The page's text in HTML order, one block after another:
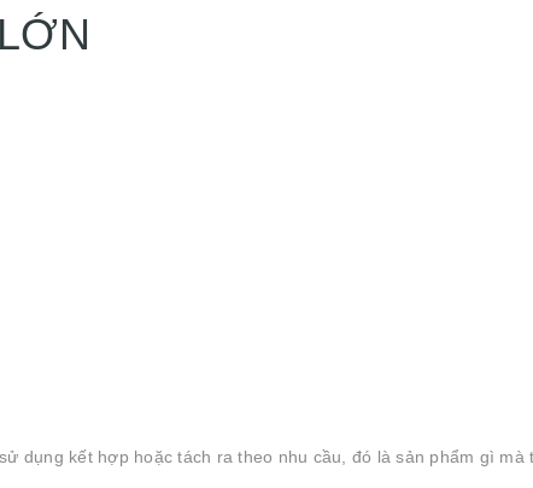
dụng kết hợp hoặc tách ra theo nhu cầu, đó là sản phẩm gì mà